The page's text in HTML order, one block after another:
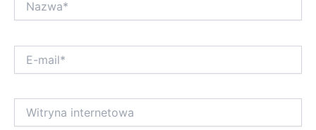
mail*
internetowa